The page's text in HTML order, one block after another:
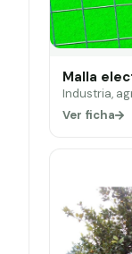
Malla
Industria,
Ver ficha